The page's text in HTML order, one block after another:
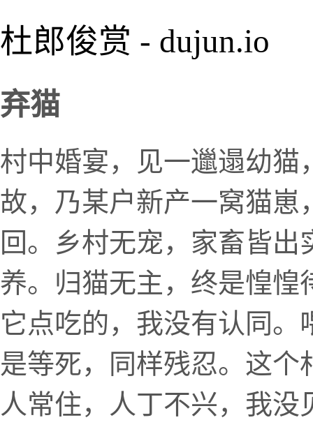
杜郎俊赏 - dujun.io
弃猫
村中婚宴，见一邋遢幼猫
故，乃某户新产一窝猫崽
回。乡村无宠，家畜皆
养。归猫无主，终是惶惶
它点吃的，我没有认同
是等死，同样残忍。这
人常住，人丁不兴，我